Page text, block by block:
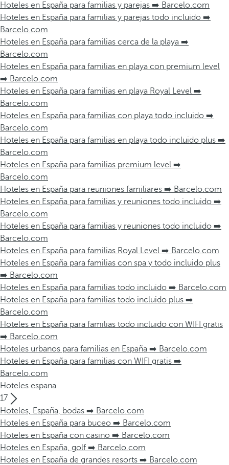
Hoteles en España para familias y parejas ➡️ Barcelo.com
Hoteles en España para familias y parejas todo incluido ➡️
Barcelo.com
Hoteles en España para familias cerca de la playa ➡️
Barcelo.com
Hoteles en España para familias en playa con premium level
➡️ Barcelo.com
Hoteles en España para familias en playa Royal Level ➡️
Barcelo.com
Hoteles en España para familias con playa todo incluido ➡️
Barcelo.com
Hoteles en España para familias en playa todo incluido plus ➡️
Barcelo.com
Hoteles en España para familias premium level ➡️
Barcelo.com
Hoteles en España para reuniones familiares ➡️ Barcelo.com
Hoteles en España para familias y reuniones todo incluido ➡️
Barcelo.com
Hoteles en España para familias y reuniones todo incluido ➡️
Barcelo.com
Hoteles en España para familias Royal Level ➡️ Barcelo.com
Hoteles en España para familias con spa y todo incluido plus
➡️ Barcelo.com
Hoteles en España para familias todo incluido ➡️ Barcelo.com
Hoteles en España para familias todo incluido plus ➡️
Barcelo.com
Hoteles en España para familias todo incluido con WIFI gratis
➡️ Barcelo.com
Hoteles urbanos para familias en España ➡️ Barcelo.com
Hoteles en España para familias con WIFI gratis ➡️
Barcelo.com
Hoteles espana
17
Hoteles, España, bodas ➡️ Barcelo.com
Hoteles en España para buceo ➡️ Barcelo.com
Hoteles en España con casino ➡️ Barcelo.com
Hoteles en España, golf ➡️ Barcelo.com
Hoteles en España de grandes resorts ➡️ Barcelo.com